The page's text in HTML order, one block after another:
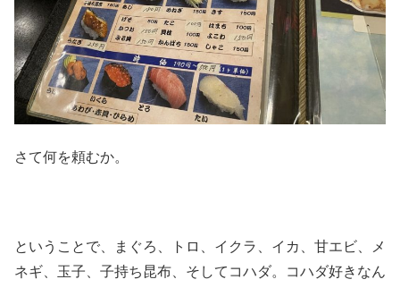
さて何を頼むか。
ということで、まぐろ、トロ、イクラ、イカ、甘エビ、メ
ネギ、玉子、子持ち昆布、そしてコハダ。コハダ好きなん